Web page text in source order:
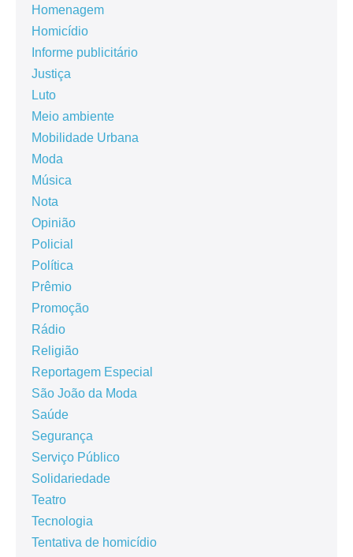
Homenagem
Homicídio
Informe publicitário
Justiça
Luto
Meio ambiente
Mobilidade Urbana
Moda
Música
Nota
Opinião
Policial
Política
Prêmio
Promoção
Rádio
Religião
Reportagem Especial
São João da Moda
Saúde
Segurança
Serviço Público
Solidariedade
Teatro
Tecnologia
Tentativa de homicídio